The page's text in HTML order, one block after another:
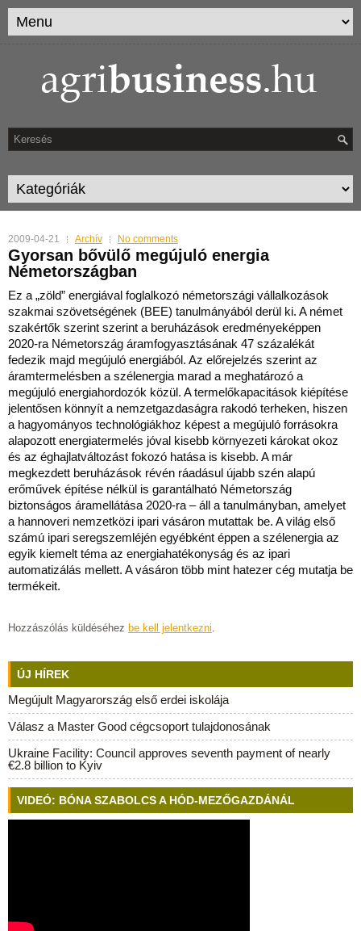
2009-04-21 Archív No comments
Gyorsan bővülő megújuló energia
Németországban
Ez a „zöld” energiával foglalkozó németországi vállalkozások
szakmai szövetségének (BEE) tanulmányából derül ki. A német
szakértők szerint szerint a beruházások eredményeképpen
2020-ra Németország áramfogyasztásának 47 százalékát
fedezik majd megújuló energiából. Az előrejelzés szerint az
áramtermelésben a szélenergia marad a meghatározó a
megújuló energiahordozók közül. A termelőkapacitások kiépítése
jelentősen könnyít a nemzetgazdaságra rakodó terheken, hiszen
a hagyományos technológiákhoz képest a megújuló forrásokra
alapozott energiatermelés jóval kisebb környezeti károkat okoz
és az éghajlatváltozást fokozó hatása is kisebb. A már
megkezdett beruházások révén ráadásul újabb szén alapú
erőművek építése nélkül is garantálható Németország
biztonságos áramellátása 2020-ra – áll a tanulmányban, amelyet
a hannoveri nemzetközi ipari vásáron mutattak be. A világ első
számú ipari seregszemléjén egyébként éppen a szélenergia az
egyik kiemelt téma az energiahatékonyság és az ipari
automatizálás mellett. A vásáron több mint hatezer cég mutatja be
termékeit.
Hozzászólás küldéséhez be kell jelentkezni.
ÚJ HÍREK
Megújult Magyarország első erdei iskolája
Válasz a Master Good cégcsoport tulajdonosának
Ukraine Facility: Council approves seventh payment of nearly
€2.8 billion to Kyiv
VIDEÓ: BÓNA SZABOLCS A HÓD-MEZŐGAZDÁNÁL